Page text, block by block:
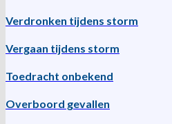
Verdronken tijdens storm
Vergaan tijdens storm
Toedracht onbekend
Overboord gevallen